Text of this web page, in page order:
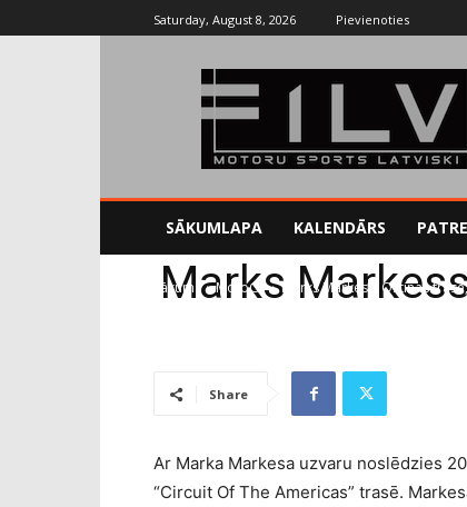
Saturday, August 8, 2026 Pievienoties
SĀKUMLAPA KALENDĀRS
Sākums MotoGP Marks Markess, Ostinas
Marks
Share
Ar Marka Markesa uzvaru noslēdzies
“Circuit Of The Americas” trasē.